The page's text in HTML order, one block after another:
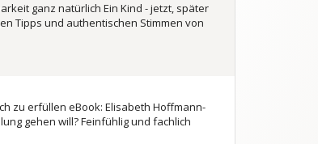
ganz natürlich Ein Kind - jetzt, später
Tipps und authentischen Stimmen von
zu erfüllen eBook: Elisabeth Hoffmann-
gehen will? Feinfühlig und fachlich